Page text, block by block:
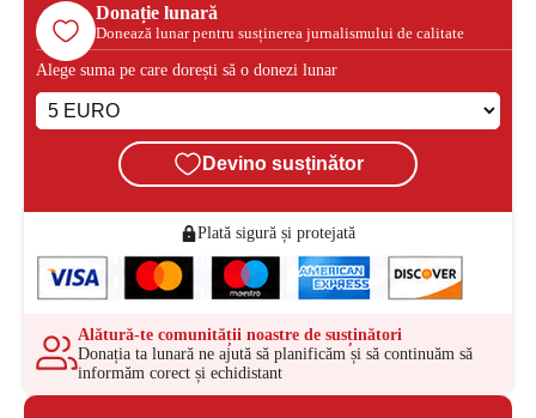
Donație lunară
Donează lunar pentru susținerea jurnalismului de calitate
Alege suma pe care dorești să o donezi lunar
Devino susținător
Plată sigură și protejată
Alătură-te comunității noastre de susținători
Donația ta lunară ne ajută să planificăm și să continuăm să
informăm corect și echidistant